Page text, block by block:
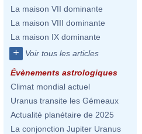
La maison VII dominante
La maison VIII dominante
La maison IX dominante
+ Voir tous les articles
Évènements astrologiques
Climat mondial actuel
Uranus transite les Gémeaux
Actualité planétaire de 2025
La conjonction Jupiter Uranus